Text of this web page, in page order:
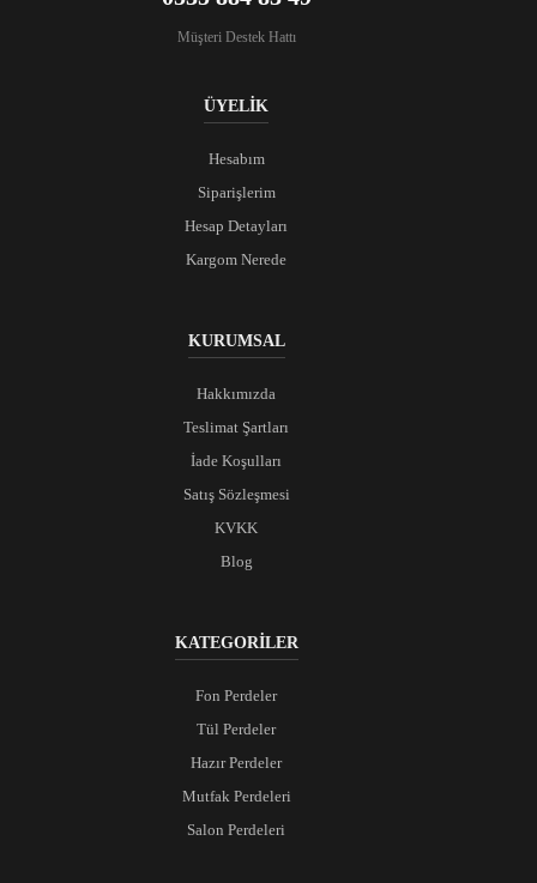
Müşteri Destek Hattı
ÜYELİK
Hesabım
Siparişlerim
Hesap Detayları
Kargom Nerede
KURUMSAL
Hakkımızda
Teslimat Şartları
İade Koşulları
Satış Sözleşmesi
KVKK
Blog
KATEGORİLER
Fon Perdeler
Tül Perdeler
Hazır Perdeler
Mutfak Perdeleri
Salon Perdeleri